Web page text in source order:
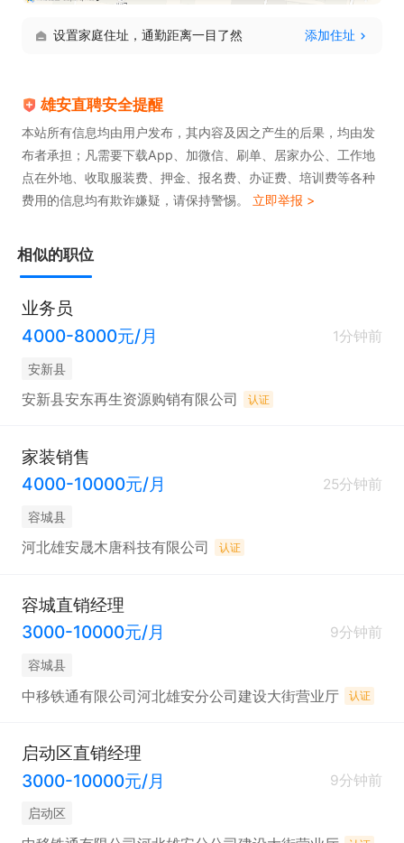
设置家庭住址，通勤距离一目了然 添加住址
雄安直聘安全提醒
本站所有信息均由用户发布，其内容及因之产生的后果，均由发
布者承担；凡需要下载App、加微信、刷单、居家办公、工作地
点在外地、收取服装费、押金、报名费、办证费、培训费等各种
费用的信息均有欺诈嫌疑，请保持警惕。 立即举报 >
相似的职位
业务员
4000-8000元/月
1分钟前
安新县
安新县安东再生资源购销有限公司 认证
家装销售
4000-10000元/月
25分钟前
容城县
河北雄安晟木唐科技有限公司 认证
容城直销经理
3000-10000元/月
9分钟前
容城县
中移铁通有限公司河北雄安分公司建设大街营业厅 认证
启动区直销经理
3000-10000元/月
9分钟前
启动区